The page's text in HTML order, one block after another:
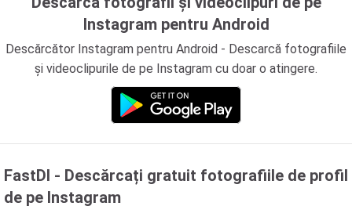
Instagram pentru Android
Descărcător Instagram pentru Android - Descarcă fotografiile
și videoclipurile de pe Instagram cu doar o atingere.
FastDl - Descărcați gratuit fotografiile de profil
de pe Instagram